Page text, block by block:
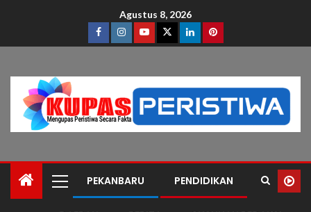
Agustus 8, 2026
PEKANBARU PENDIDIKAN